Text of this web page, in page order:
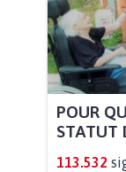
POUR
STATUT
113.532